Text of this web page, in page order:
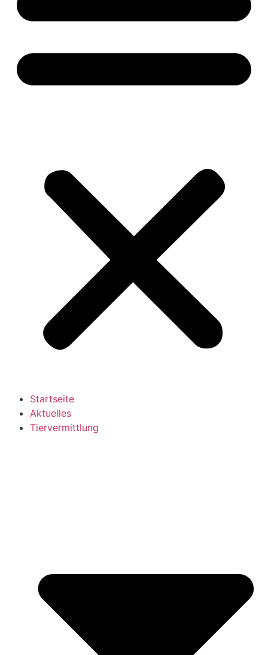
Startseite
Aktuelles
Tiervermittlung